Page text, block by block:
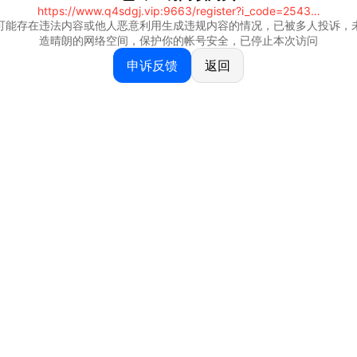
https://www.q4sdgj.vip:9663/register?i_code=25430844
能存在违法内容或他人恶意利用生成违规内容的情况，已被多人投诉，
造晴朗的网络空间，保护你的帐号安全，已停止本次访问
申诉反馈 返回